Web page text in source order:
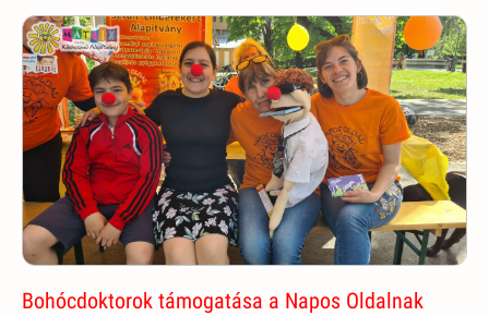
Bohócdoktorok támogatása a Napos Oldalnak